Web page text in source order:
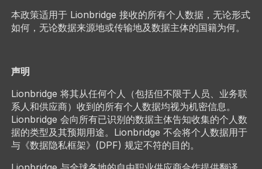
本政策适用于 Lionbridge 接收的所有个人数据，无论形式
如何，无论数据来源地或传输地及数据主体的国籍为何。
声明
Lionbridge 将其从任何个人（包括但不限于人员、业务联
系人和供应商）收到的所有个人数据均视为机密信息。
Lionbridge 会向所有已识别的数据主体告知收集的个人数
据的类型及其预期用途。Lionbridge 不会将个人数据用于
与《数据隐私框架》(DPF) 规定不符的目的。